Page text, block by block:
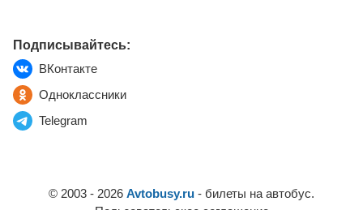
Подписывайтесь:
ВКонтакте
Одноклассники
Telegram
© 2003 - 2026 Avtobusy.ru - билеты на автобус.